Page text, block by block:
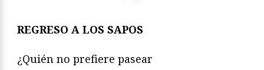
REGRESO A LOS SAPOS
¿Quién no prefiere pasear